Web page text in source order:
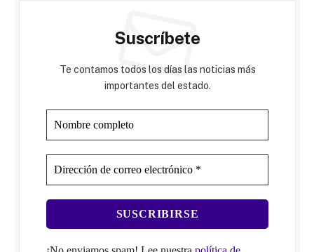
Suscríbete
Te contamos todos los días las noticias más
importantes del estado.